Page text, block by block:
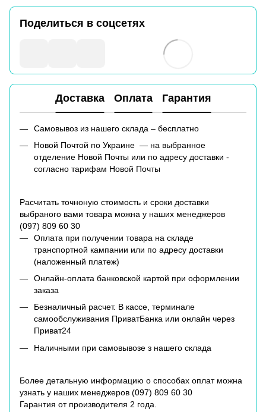
Поделиться в соцсетях
Доставка Оплата Гарантия
Самовывоз из нашего склада – бесплатно
Новой Почтой по Украине — на выбранное
отделение Новой Почты или по адресу доставки -
согласно тарифам Новой Почты
Расчитать точноную стоимость и сроки доставки
выбраного вами товара можна у наших менеджеров
(097) 809 60 30
Оплата при получении товара на складе
транспортной кампании или по адресу доставки
(наложенный платеж)
Онлайн-оплата банковской картой при оформлении
заказа
Безналичный расчет. В кассе, терминале
самообслуживания ПриватБанка или онлайн через
Приват24
Наличными при самовывозе з нашего склада
Более детальную информацию о способах оплат можна
узнать у наших менеджеров (097) 809 60 30
Гарантия от производителя 2 года.